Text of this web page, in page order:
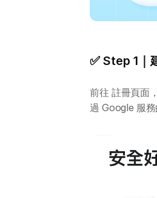
✅ Step 1｜
前往 註冊頁面
過 Google 服務